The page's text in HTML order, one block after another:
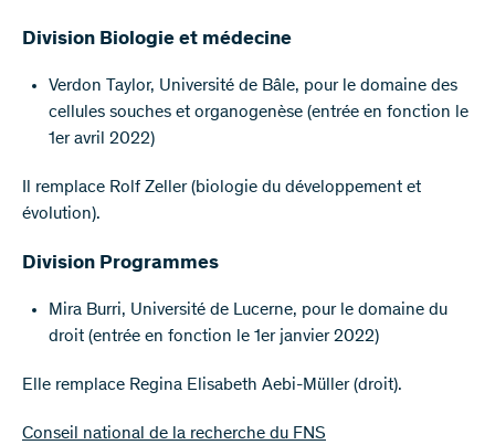
Division Biologie et médecine
Verdon Taylor, Université de Bâle, pour le domaine des
cellules souches et organogenèse (entrée en fonction le
1er avril 2022)
Il remplace Rolf Zeller (biologie du développement et
évolution).
Division Programmes
Mira Burri, Université de Lucerne, pour le domaine du
droit (entrée en fonction le 1er janvier 2022)
Elle remplace Regina Elisabeth Aebi-Müller (droit).
Conseil national de la recherche du FNS